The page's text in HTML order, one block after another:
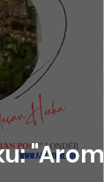
"Aromë